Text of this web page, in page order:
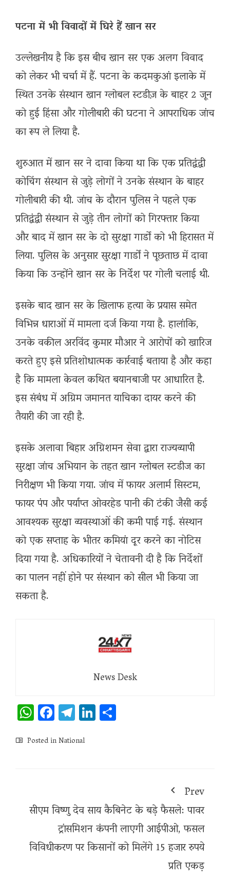
पटना में भी विवादों में घिरे हैं खान सर
उल्लेखनीय है कि इस बीच खान सर एक अलग विवाद
को लेकर भी चर्चा में हैं. पटना के कदमकुआं इलाके में
स्थित उनके संस्थान खान ग्लोबल स्टडीज़ के बाहर 2 जून
को हुई हिंसा और गोलीबारी की घटना ने आपराधिक जांच
का रूप ले लिया है.
शुरुआत में खान सर ने दावा किया था कि एक प्रतिद्वंद्वी
कोचिंग संस्थान से जुड़े लोगों ने उनके संस्थान के बाहर
गोलीबारी की थी. जांच के दौरान पुलिस ने पहले एक
प्रतिद्वंद्वी संस्थान से जुड़े तीन लोगों को गिरफ्तार किया
और बाद में खान सर के दो सुरक्षा गार्डों को भी हिरासत में
लिया. पुलिस के अनुसार सुरक्षा गार्डों ने पूछताछ में दावा
किया कि उन्होंने खान सर के निर्देश पर गोली चलाई थी.
इसके बाद खान सर के खिलाफ हत्या के प्रयास समेत
विभिन्न धाराओं में मामला दर्ज किया गया है. हालांकि,
उनके वकील अरविंद कुमार मौआर ने आरोपों को खारिज
करते हुए इसे प्रतिशोधात्मक कार्रवाई बताया है और कहा
है कि मामला केवल कथित बयानबाजी पर आधारित है.
इस संबंध में अग्रिम जमानत याचिका दायर करने की
तैयारी की जा रही है.
इसके अलावा बिहार अग्निशमन सेवा द्वारा राज्यव्यापी
सुरक्षा जांच अभियान के तहत खान ग्लोबल स्टडीज का
निरीक्षण भी किया गया. जांच में फायर अलार्म सिस्टम,
फायर पंप और पर्याप्त ओवरहेड पानी की टंकी जैसी कई
आवश्यक सुरक्षा व्यवस्थाओं की कमी पाई गई. संस्थान
को एक सप्ताह के भीतर कमियां दूर करने का नोटिस
दिया गया है. अधिकारियों ने चेतावनी दी है कि निर्देशों
का पालन नहीं होने पर संस्थान को सील भी किया जा
सकता है.
News Desk
WhatsApp
Facebook
Telegram
LinkedIn
Posted inNational
Prev
सीएम विष्णु देव साय कैबिनेट के बड़े फैसले: पावर
ट्रांसमिशन कंपनी लाएगी आईपीओ, फसल
विविधीकरण पर किसानों को मिलेंगे 15 हजार रुपये
प्रति एकड़